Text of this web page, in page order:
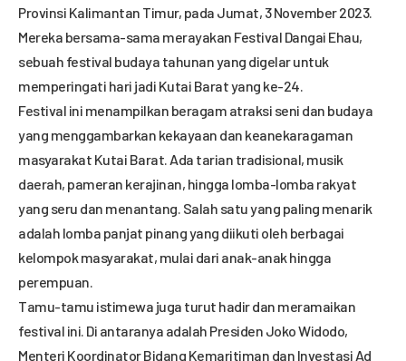
Provinsi Kalimantan Timur, pada Jumat, 3 November 2023.
Mereka bersama-sama merayakan Festival Dangai Ehau,
sebuah festival budaya tahunan yang digelar untuk
memperingati hari jadi Kutai Barat yang ke-24.
Festival ini menampilkan beragam atraksi seni dan budaya
yang menggambarkan kekayaan dan keanekaragaman
masyarakat Kutai Barat. Ada tarian tradisional, musik
daerah, pameran kerajinan, hingga lomba-lomba rakyat
yang seru dan menantang. Salah satu yang paling menarik
adalah lomba panjat pinang yang diikuti oleh berbagai
kelompok masyarakat, mulai dari anak-anak hingga
perempuan.
Tamu-tamu istimewa juga turut hadir dan meramaikan
festival ini. Di antaranya adalah Presiden Joko Widodo,
Menteri Koordinator Bidang Kemaritiman dan Investasi Ad